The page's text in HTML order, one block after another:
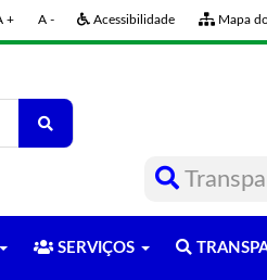
+ A - Acessibilidade Mapa
SERVIÇOS